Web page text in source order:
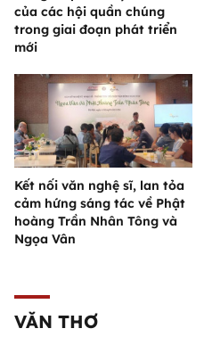
của các hội quần chúng
trong giai đoạn phát triển
mới
Kết nối văn nghệ sĩ, lan tỏa
cảm hứng sáng tác về Phật
hoàng Trần Nhân Tông và
Ngọa Vân
VĂN THƠ